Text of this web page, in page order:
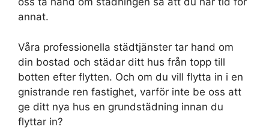
annat.
Våra professionella städtjänster tar hand om
din bostad och städar ditt hus från topp till
botten efter flytten. Och om du vill flytta in i en
gnistrande ren fastighet, varför inte be oss att
ge ditt nya hus en grundstädning innan du
flyttar in?